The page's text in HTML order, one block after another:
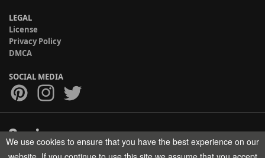
LEGAL
License
Privacy Policy
DMCA
SOCIAL MEDIA
Copyright © 2017-2026 HELMAN TECH All rights reserved.
We use cookies to ensure that you have the best experience on our